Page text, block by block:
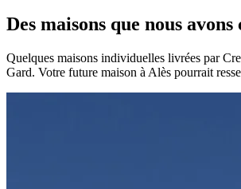
Des maisons que nous
Quelques maisons individuelles livrées par
Gard. Votre future maison à Alès pourrait